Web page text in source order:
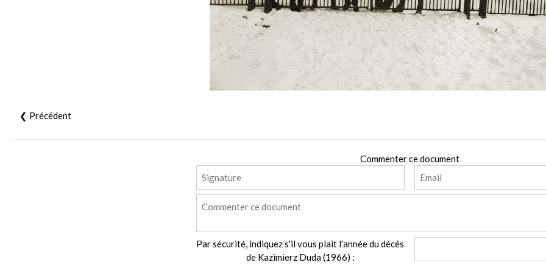
❮ Précédent
Commenter ce document
Par sécurité, indiquez s'il vous plait l'année du décés
de Kazimierz Duda (1966) :